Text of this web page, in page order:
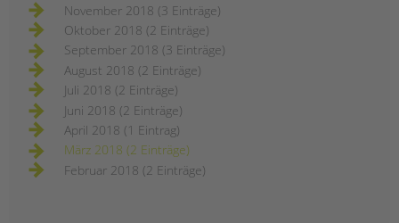
November 2018 (3 Einträge)
Oktober 2018 (2 Einträge)
September 2018 (3 Einträge)
August 2018 (2 Einträge)
Juli 2018 (2 Einträge)
Juni 2018 (2 Einträge)
April 2018 (1 Eintrag)
März 2018 (2 Einträge)
Februar 2018 (2 Einträge)